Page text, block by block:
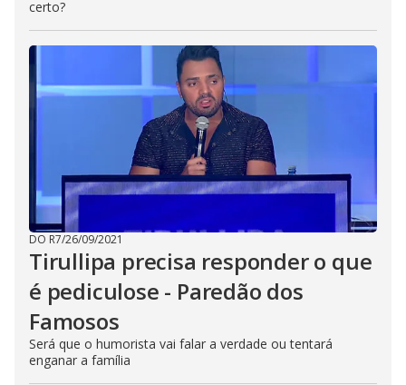
certo?
DO R7/26/09/2021
Tirullipa precisa responder o que
é pediculose - Paredão dos
Famosos
Será que o humorista vai falar a verdade ou tentará
enganar a família